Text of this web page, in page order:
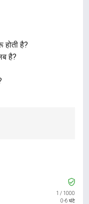
है?
है?
1 / 1000
0-6 घंटे